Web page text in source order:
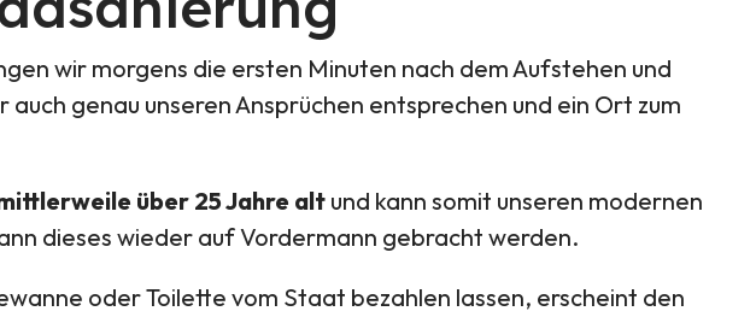
wir morgens die ersten Minuten nach dem Aufstehen und
genau unseren Ansprüchen entsprechen und ein Ort zum
über 25 Jahre alt und kann somit unseren modernen
dieses wieder auf Vordermann gebracht werden.
oder Toilette vom Staat bezahlen lassen, erscheint den